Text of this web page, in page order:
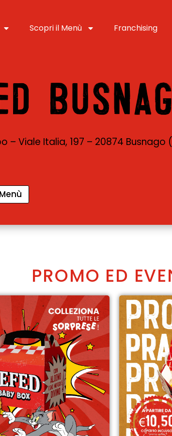
Scopri il Menù Franchising
– Viale Italia, 197 – 20874 Busnago
Menù
PROMO ED